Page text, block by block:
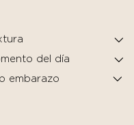
del día